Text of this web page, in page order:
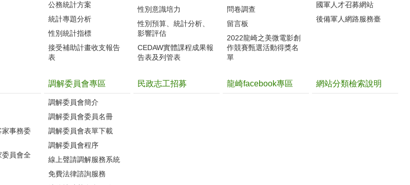
公務統計方案
統計專題分析
性別統計指標
接受補助計畫收支報告
表
性別意識培力
性別預算、統計分析、
影響評估
CEDAW實體課程成果報
告表及列管表
問卷調查
留言板
2022龍崎之美微電影創
作競賽甄選活動得獎名
單
國軍人才召募網站
後備軍人網路服務臺
家事務委
員會全
調解委員會專區
調解委員會簡介
調解委員會委員名冊
調解委員會表單下載
調解委員會程序
線上聲請調解服務系統
免費法律諮詢服務
民政志工招募 龍崎facebook專區 網站分類檢索說明